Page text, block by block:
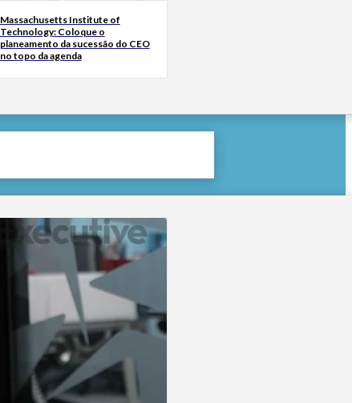
Massachusetts Institute of
Technology: Coloque o
planeamento da sucessão do CEO
no topo da agenda